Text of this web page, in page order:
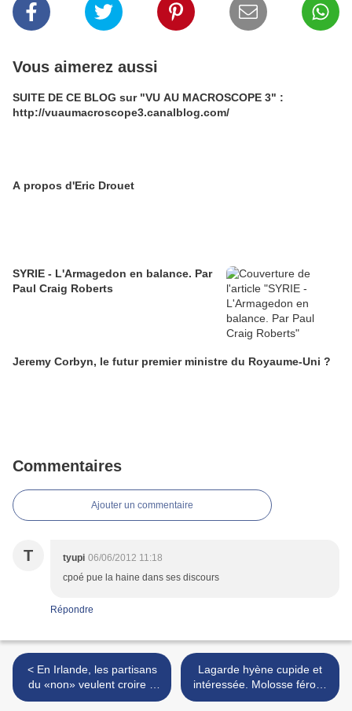
Vous aimerez aussi
SUITE DE CE BLOG sur "VU AU MACROSCOPE 3" :
http://vuaumacroscope3.canalblog.com/
A propos d'Eric Drouet
SYRIE - L'Armagedon en balance. Par
Paul Craig Roberts
Jeremy Corbyn, le futur premier ministre du Royaume-Uni ?
Commentaires
Ajouter un commentaire
T tyupi 06/06/2012 11:18
cpoé pue la haine dans ses discours
Répondre
< En Irlande, les partisans
du «non» veulent croire à
un effet Syriza
Lagarde hyène cupide et
intéressée. Molosse féroce
lancée sur le peuple Grec !